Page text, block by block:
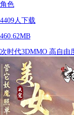
角色
4409人下载
460.62MB
次时代3DMMO 高自由